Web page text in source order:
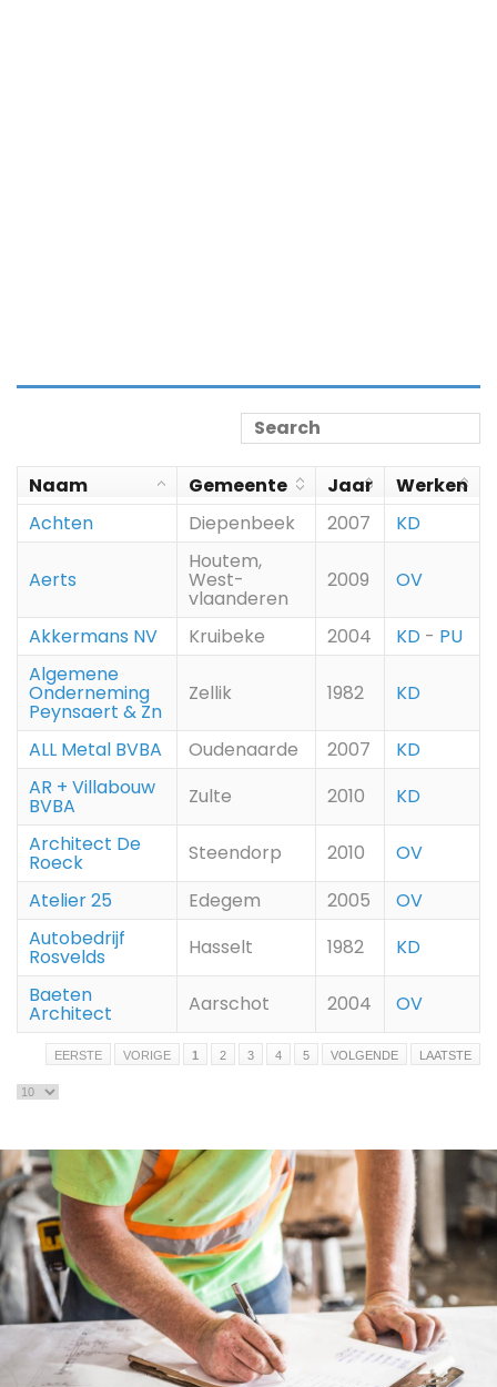
Naam Gemeente Jaar
Werken
Achten
Diepenbeek 2007 KD
Aerts
Houtem,
West-
vlaanderen
2009 OV
Akkermans NV Kruibeke 2004 KD - PU
Algemene
Onderneming
Peynsaert & Zn
Zellik 1982 KD
ALL Metal BVBA Oudenaarde 2007
KD
AR + Villabouw
BVBA Zulte 2010
KD
Architect De
Roeck Steendorp 2010
OV
Atelier 25
Edegem 2005
OV
Autobedrijf
Rosvelds Hasselt 1982
KD
Baeten
Architect Aarschot 2004 OV
EERSTE VORIGE 1 2 3 4 5 VOLGENDE LAATSTE